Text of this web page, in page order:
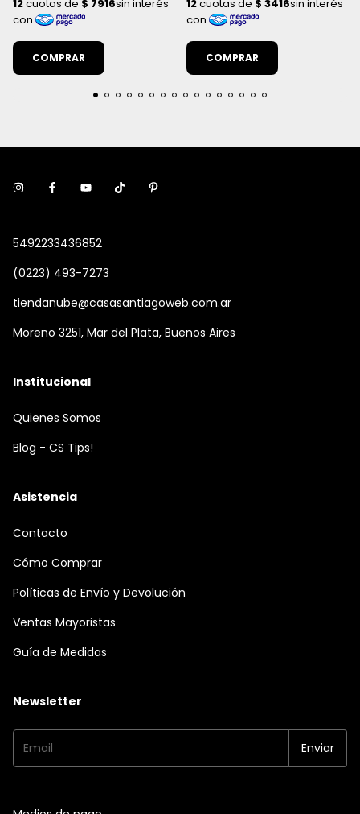
COMPRAR COMPRAR
5492233436852
(0223) 493-7273
tiendanube@casasantiagoweb.com.ar
Moreno 3251, Mar del Plata, Buenos Aires
Institucional
Quienes Somos
Blog - CS Tips!
Asistencia
Contacto
Cómo Comprar
Políticas de Envío y Devolución
Ventas Mayoristas
Guía de Medidas
Newsletter